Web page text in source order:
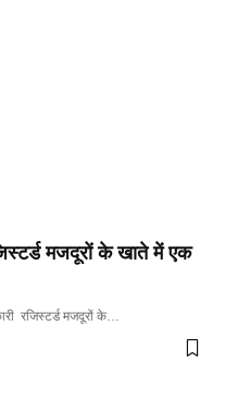
मजदूरों के खाते में एक
रजिस्टर्ड मजदूरों के…